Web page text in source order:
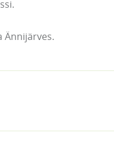
Ännijärves.